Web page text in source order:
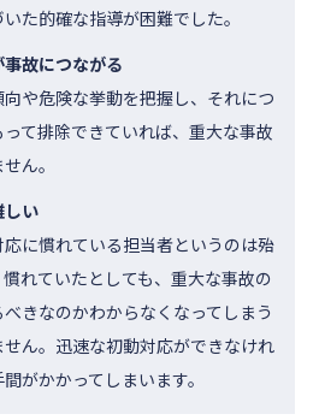
た的確な指導が困難でした。
故につながる
向や危険な挙動を把握し、それにつ
て排除できていれば、重大な事故
ん。
しい
に慣れている担当者というのは殆
れていたとしても、重大な事故の
きなのかわからなくなってしまう
ん。迅速な初動対応ができなけれ
がかかってしまいます。